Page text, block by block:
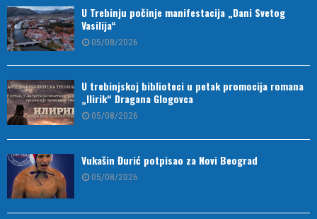
U Trebinju počinje manifestacija „Dani Svetog
Vasilija“
05/08/2026
U trebinjskoj biblioteci u petak promocija romana
„Ilirik“ Dragana Glogovca
05/08/2026
Vukašin Đurić potpisao za Novi Beograd
05/08/2026